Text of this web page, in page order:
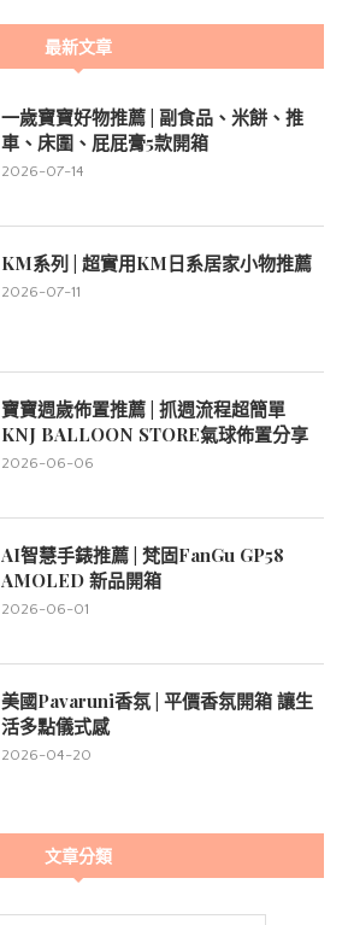
最新文章
一歲寶寶好物推薦 | 副食品、米餅、推
車、床圍、屁屁膏5款開箱
2026-07-14
KM系列 | 超實用KM日系居家小物推薦
2026-07-11
寶寶週歲佈置推薦 | 抓週流程超簡單
KNJ BALLOON STORE氣球佈置分享
2026-06-06
AI智慧手錶推薦 | 梵固FanGu GP58
AMOLED 新品開箱
2026-06-01
美國Pavaruni香氛 | 平價香氛開箱 讓生
活多點儀式感
2026-04-20
文章分類